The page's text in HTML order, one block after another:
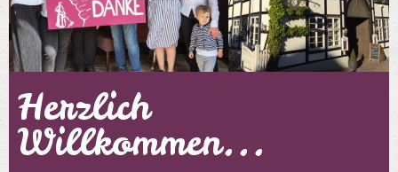
EVENTS
Herzlich
Willkommen...